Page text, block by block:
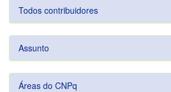
Todos contribuidores
Assunto
Áreas do CNPq